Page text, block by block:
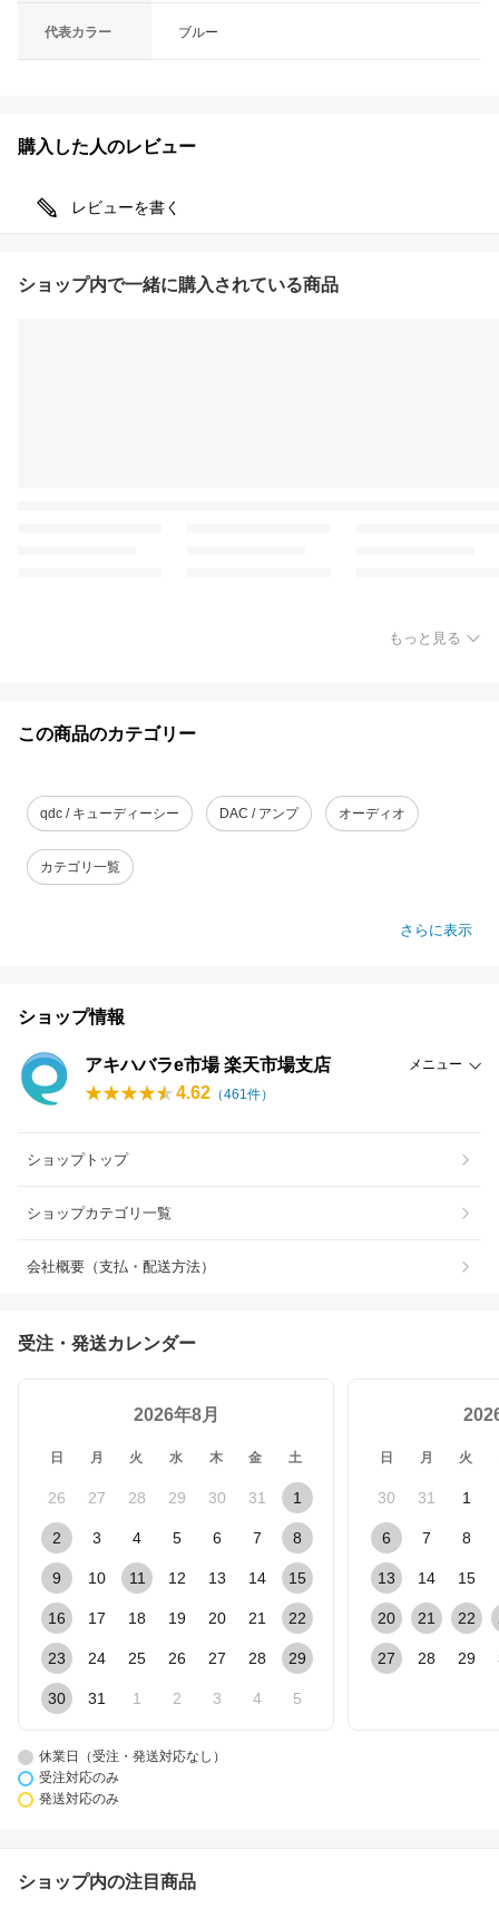
代表カラー ブルー
購入した人のレビュー
レビューを書く
ショップ内で一緒に購入されている商品
もっと見る
この商品のカテゴリー
qdc / キューディーシー DAC / アンプ オーディオ
カテゴリ一覧
さらに表示
ショップ情報
アキハバラe市場 楽天市場支店 メニュー
4.62 （461件）
ショップトップ
ショップカテゴリ一覧
会社概要（支払・配送方法）
受注・発送カレンダー
2026年8月
日 月 火 水 木 金 土
26 27 28 29 30 31 1
2 3 4 5 6 7 8
9 10 11 12 13 14 15
16 17 18 19 20 21 22
23 24 25 26 27 28 29
30 31 1 2 3 4 5
日 月 火
30 31 1
6 7 8
13 14 15
20 21 22
27 28 29
休業日（受注・発送対応なし）
受注対応のみ
発送対応のみ
ショップ内の注目商品